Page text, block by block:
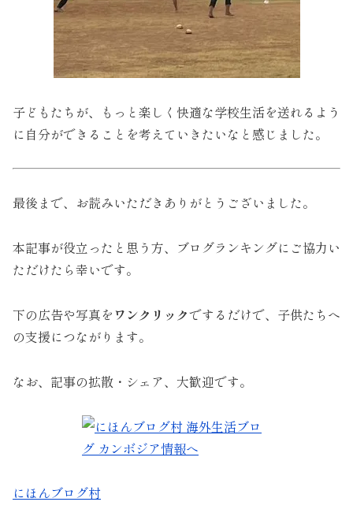
子どもたちが、もっと楽しく快適な学校生活を送れるよう
に自分ができることを考えていきたいなと感じました。
最後まで、お読みいただきありがとうございました。
本記事が役立ったと思う方、ブログランキングにご協力い
ただけたら幸いです。
下の広告や写真をワンクリックでするだけで、子供たちへ
の支援につながります。
なお、記事の拡散・シェア、大歓迎です。
にほんブログ村